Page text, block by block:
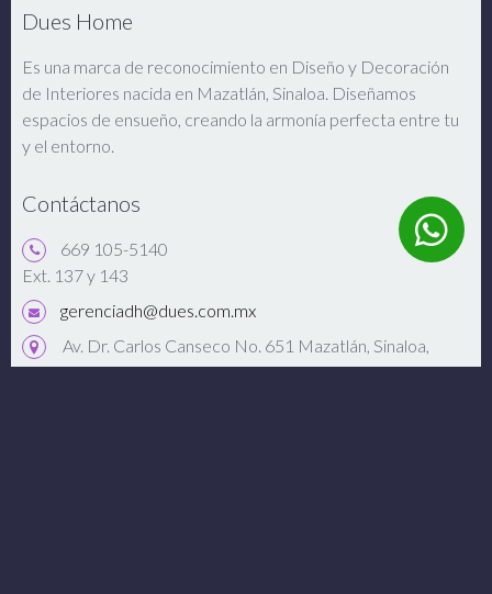
Dues Home
Es una marca de reconocimiento en Diseño y Decoración
de Interiores nacida en Mazatlán, Sinaloa. Diseñamos
espacios de ensueño, creando la armonía perfecta entre tu
y el entorno.
Contáctanos
669 105-5140
Ext. 137 y 143
gerenciadh@dues.com.mx
Av. Dr. Carlos Canseco No. 651 Mazatlán, Sinaloa,
México 82127.